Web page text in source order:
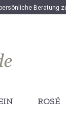
Beratung
ROSÉ